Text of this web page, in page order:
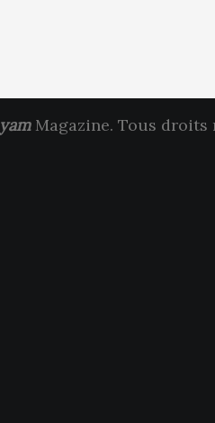
yamMagazine. Tous droits